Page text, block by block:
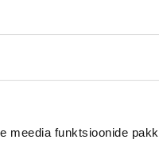
meedia funktsioonide